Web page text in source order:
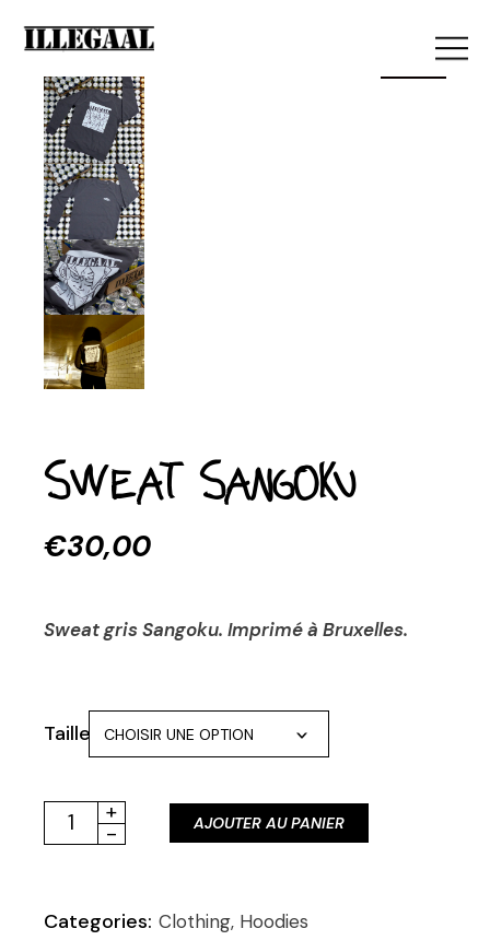
Sweat Sangoku
€30,00
Sweat gris Sangoku. Imprimé à Bruxelles.
Taille CHOISIR UNE OPTION
Sweat Sangoku quantity
-
+ AJOUTER AU PANIER
Categories: Clothing, Hoodies